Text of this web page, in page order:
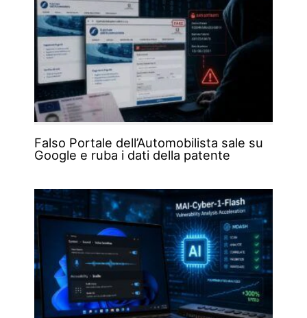
Falso Portale dell’Automobilista sale su
Google e ruba i dati della patente